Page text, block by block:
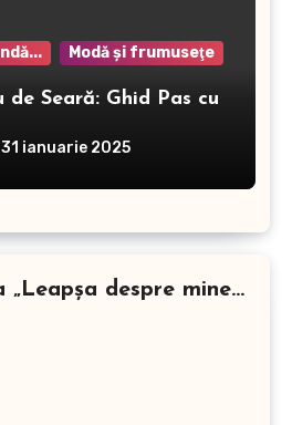
Modă şi frumuseţe
de Seară: Ghid Pas cu
31 ianuarie 2025
„Leapşa despre mine…